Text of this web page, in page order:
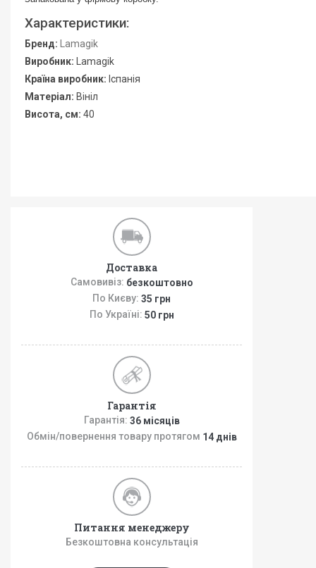
Характеристики:
Бренд:
Lamagik
Виробник:
Lamagik
Країна виробник: Іспанія
Матеріал: Вініл
Висота, см: 40
Доставка
Самовивіз: безкоштовно
По Києву: 35 грн
По Україні: 50 грн
Гарантія
Гарантія: 36 місяців
Обмін/повернення товару протягом 14 днів
Питання менеджеру
Безкоштовна консультація